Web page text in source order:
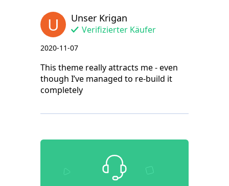
U Unser Krigan
Verifizierter Käufer
2020-11-07
This theme really attracts me - even
though I’ve managed to re-build it
completely